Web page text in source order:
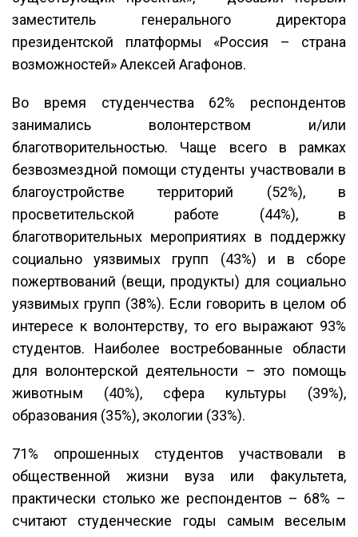
заместитель генерального директора
президентской платформы «Россия – страна
возможностей» Алексей Агафонов.
Во время студенчества 62% респондентов
занимались волонтерством и/или
благотворительностью. Чаще всего в рамках
безвозмездной помощи студенты участвовали в
благоустройстве территорий (52%), в
просветительской работе (44%), в
благотворительных мероприятиях в поддержку
социально уязвимых групп (43%) и в сборе
пожертвований (вещи, продукты) для социально
уязвимых групп (38%). Если говорить в целом об
интересе к волонтерству, то его выражают 93%
студентов. Наиболее востребованные области
для волонтерской деятельности – это помощь
животным (40%), сфера культуры (39%),
образования (35%), экологии (33%).
71% опрошенных студентов участвовали в
общественной жизни вуза или факультета,
практически столько же респондентов – 68% –
считают студенческие годы самым веселым